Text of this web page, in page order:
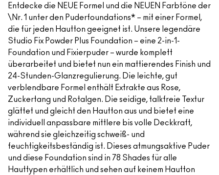
Entdecke die NEUE Formel und die NEUEN Farbtöne der
\Nr. 1 unter den Puderfoundations* – mit einer Formel,
die für jeden Hautton geeignet ist. Unsere legendäre
Studio Fix Powder Plus Foundation – eine 2-in-1-
Foundation und Fixierpuder – wurde komplett
überarbeitet und bietet nun ein mattierendes Finish und
24-Stunden-Glanzregulierung. Die leichte, gut
verblendbare Formel enthält Extrakte aus Rose,
Zuckertang und Rotalgen. Die seidige, talkfreie Textur
glättet und gleicht den Hautton aus und bietet eine
individuell anpassbare mittlere bis volle Deckkraft,
während sie gleichzeitig schweiß- und
feuchtigkeitsbeständig ist. Dieses atmungsaktive Puder
und diese Foundation sind in 78 Shades für alle
Hauttypen erhältlich und sehen auf keinem Hautton